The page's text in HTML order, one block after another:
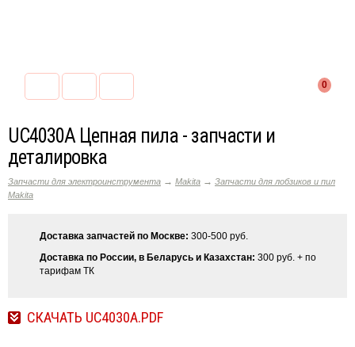
0
UC4030A Цепная пила - запчасти и
деталировка
Запчасти для электроинструмента → Makita → Запчасти для лобзиков и пил
Makita
Доставка запчастей по Москве: 300-500 руб.
Доставка по России, в Беларусь и Казахстан: 300 руб. + по
тарифам ТК
СКАЧАТЬ UC4030A.PDF